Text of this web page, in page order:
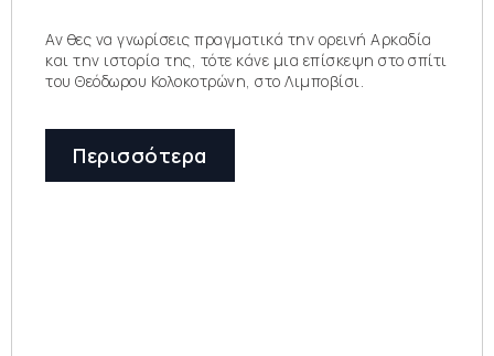
Αν θες να γνωρίσεις πραγματικά την ορεινή Αρκαδία
και την ιστορία της, τότε κάνε μια επίσκεψη στο σπίτι
του Θεόδωρου Κολοκοτρώνη, στο Λιμποβίσι.
Περισσότερα